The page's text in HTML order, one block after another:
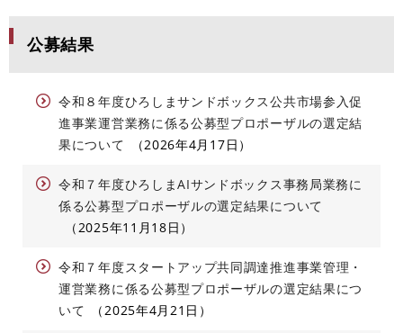
公募結果
令和８年度ひろしまサンドボックス公共市場参入促
進事業運営業務に係る公募型プロポーザルの選定結
果について
2026年4月17日
令和７年度ひろしまAIサンドボックス事務局業務に
係る公募型プロポーザルの選定結果について
2025年11月18日
令和７年度スタートアップ共同調達推進事業管理・
運営業務に係る公募型プロポーザルの選定結果につ
いて
2025年4月21日